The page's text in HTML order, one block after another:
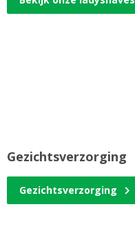
Gezichtsverzorging
Gezichtsverzorging